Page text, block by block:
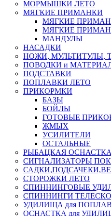
МОРМЫШКИ ЛЕТО
МЯГКИЕ ПРИМАНКИ
МЯГКИЕ
МЯГКИЕ
МАНДУЛЫ
НАСАДКИ
НОЖИ, МУЛЬТИТУЛЫ,
ПОВОДКИ и
ПОДСТАВКИ
ПОПЛАВКИ ЛЕТО
ПРИКОРМКИ
БАЗЫ
БОЙЛЫ
ГОТОВЫЕ
ЖМЫХ
УСИЛИТЕЛИ
ОСТАЛЬНЫЕ
РЫБАЦКАЯ ОСНАСТКА
СИГНАЛИЗАТОРЫ
СТОРОЖКИ ЛЕТО
СПИННИНГОВЫЕ
СПИННИНГИ
УДИЛИЩА для
ОСНАСТКА для